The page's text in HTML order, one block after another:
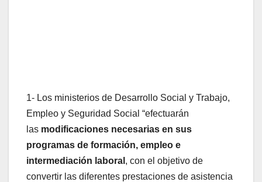
1- Los ministerios de Desarrollo Social y Trabajo,
Empleo y Seguridad Social “efectuarán
las modificaciones necesarias en sus
programas de formación, empleo e
intermediación laboral , con el objetivo de
convertir las diferentes prestaciones de asistencia